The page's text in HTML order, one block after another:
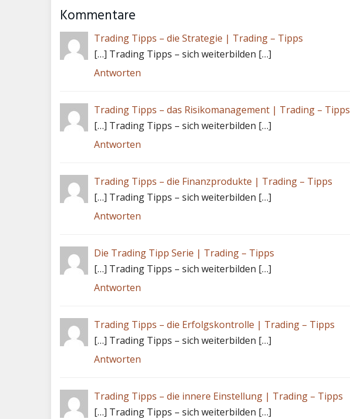
Kommentare
Trading Tipps – die Strategie | Trading – Tipps
[…] Trading Tipps – sich weiterbilden […]
Antworten
Trading Tipps – das Risikomanagement | Trading – Tipps
[…] Trading Tipps – sich weiterbilden […]
Antworten
Trading Tipps – die Finanzprodukte | Trading – Tipps
[…] Trading Tipps – sich weiterbilden […]
Antworten
Die Trading Tipp Serie | Trading – Tipps
[…] Trading Tipps – sich weiterbilden […]
Antworten
Trading Tipps – die Erfolgskontrolle | Trading – Tipps
[…] Trading Tipps – sich weiterbilden […]
Antworten
Trading Tipps – die innere Einstellung | Trading – Tipps
[…] Trading Tipps – sich weiterbilden […]